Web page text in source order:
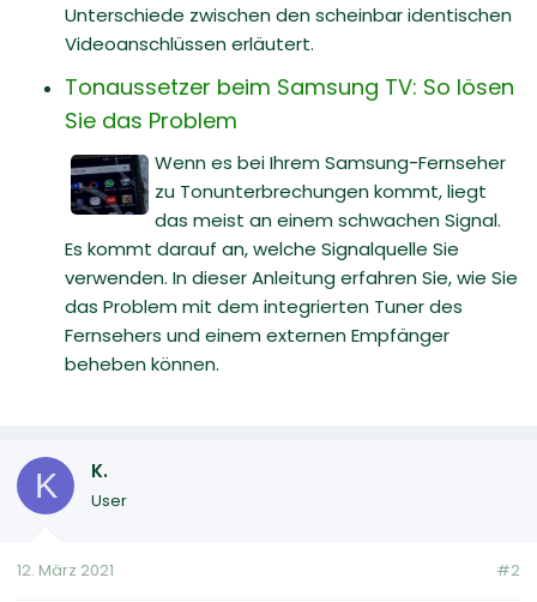
Unterschiede zwischen den scheinbar identischen
Videoanschlüssen erläutert.
Tonaussetzer beim Samsung TV: So lösen
Sie das Problem
Wenn es bei Ihrem Samsung-Fernseher
zu Tonunterbrechungen kommt, liegt
das meist an einem schwachen Signal.
Es kommt darauf an, welche Signalquelle Sie
verwenden. In dieser Anleitung erfahren Sie, wie Sie
das Problem mit dem integrierten Tuner des
Fernsehers und einem externen Empfänger
beheben können.
K K.
User
12. März 2021 #2